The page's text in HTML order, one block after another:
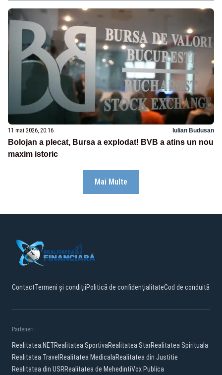
11 mai 2026, 20:16 Iulian Budusan
Bolojan a plecat, Bursa a explodat! BVB a atins un nou
maxim istoric
Mai Multe
ContactTermeni și condițiiPolitică de confidențialitateCod de conduită
Parteneri:
Realitatea.NETRealitatea SportivaRealitatea StarRealitatea Spirituala
Realitatea Travel Realitatea MedicalaRealitatea din Justitie
Realitatea din USRRealitatea de MehedintiVox Publica